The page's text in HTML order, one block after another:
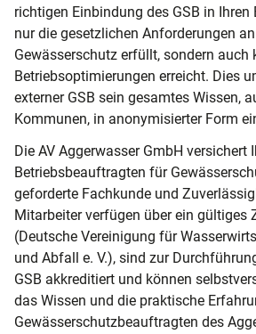
richtigen Einbindung des GSB in Ihren
nur die gesetzlichen Anforderungen
Gewässerschutz erfüllt, sondern auch
Betriebsoptimierungen erreicht. Dies
externer GSB sein gesamtes Wissen,
Kommunen, in anonymisierter Form
Die AV Aggerwasser GmbH versichert
Betriebsbeauftragten für
geforderte Fachkunde und
Mitarbeiter verfügen über ein gültiges
(Deutsche Vereinigung für
und Abfall e. V.), sind zur
GSB akkreditiert und können
das Wissen und die praktische
Gewässerschutzbeauftragten des